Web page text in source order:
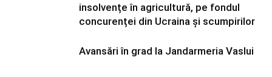
insolvențe în agricultură, pe fondul
concurenței din Ucraina și scumpirilor
Avansări în grad la Jandarmeria Vaslui